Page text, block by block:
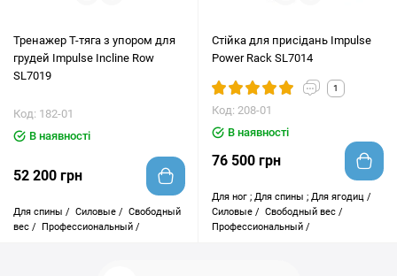
Тренажер Т-тяга з упором для
грудей Impulse Incline Row
SL7019
Код: 182-01
В наявності
52 200 грн
Для спины / Силовые / Свободный
вес /
Профессиональный /
Стійка для присідань Impulse
Power Rack SL7014
1
Код: 208-01
В наявності
76 500 грн
Для ног ; Для спины ; Для ягодиц /
Силовые / Свободный вес /
Профессиональный /